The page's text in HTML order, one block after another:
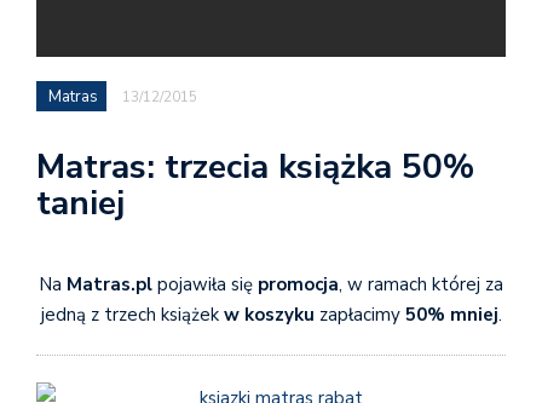
Matras 13/12/2015
Matras: trzecia książka 50%
taniej
Na Matras.pl pojawiła się promocja, w ramach której za
jedną z trzech książekw koszyku zapłacimy 50% mniej.